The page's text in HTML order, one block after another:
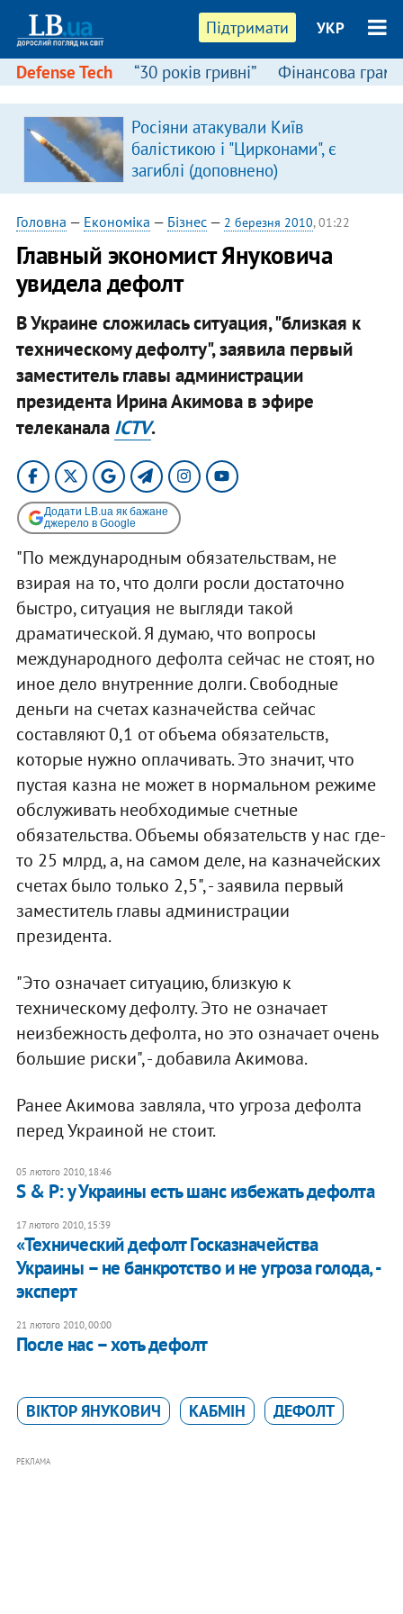
Підтримати УКР
Defense Tech “30 років гривні” Фінансова
Росіяни атакували Київ
балістикою і "Цирконами", є
загиблі (доповнено)
Головна — Економіка — Бізнес— 2 березня 2010, 01:22
Главный экономист Януковича
увидела дефолт
В Украине сложилась ситуация, "близкая к
техническому дефолту", заявила первый
заместитель главы администрации
президента Ирина Акимова в эфире
телеканала ICTV.
Додати LB.ua як бажане
джерело в Google
"По международным обязательствам, не
взирая на то, что долги росли достаточно
быстро, ситуация не выгляди такой
драматической. Я думаю, что вопросы
международного дефолта сейчас не стоят, но
иное дело внутренние долги. Свободные
деньги на счетах казначейства сейчас
составляют 0,1 от объема обязательств,
которые нужно оплачивать. Это значит, что
пустая казна не может в нормальном режиме
обслуживать необходимые счетные
обязательства. Объемы обязательств у нас где-
то 25 млрд, а, на самом деле, на казначейских
счетах было только 2,5", - заявила первый
заместитель главы администрации
президента.
"Это означает ситуацию, близкую к
техническому дефолту. Это не означает
неизбежность дефолта, но это означает очень
большие риски", - добавила Акимова.
Ранее Акимова завляла, что угроза дефолта
перед Украиной не стоит.
05 лютого 2010, 18:46
S & P: у Украины есть шанс избежать дефолта
17 лютого 2010, 15:39
«Технический дефолт Госказначейства
Украины – не банкротство и не угроза голода, -
эксперт
21 лютого 2010, 00:00
После нас – хоть дефолт
ВІКТОР ЯНУКОВИЧ КАБМІН ДЕФОЛТ
РЕКЛАМА